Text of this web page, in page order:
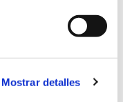
Mostrar detalles